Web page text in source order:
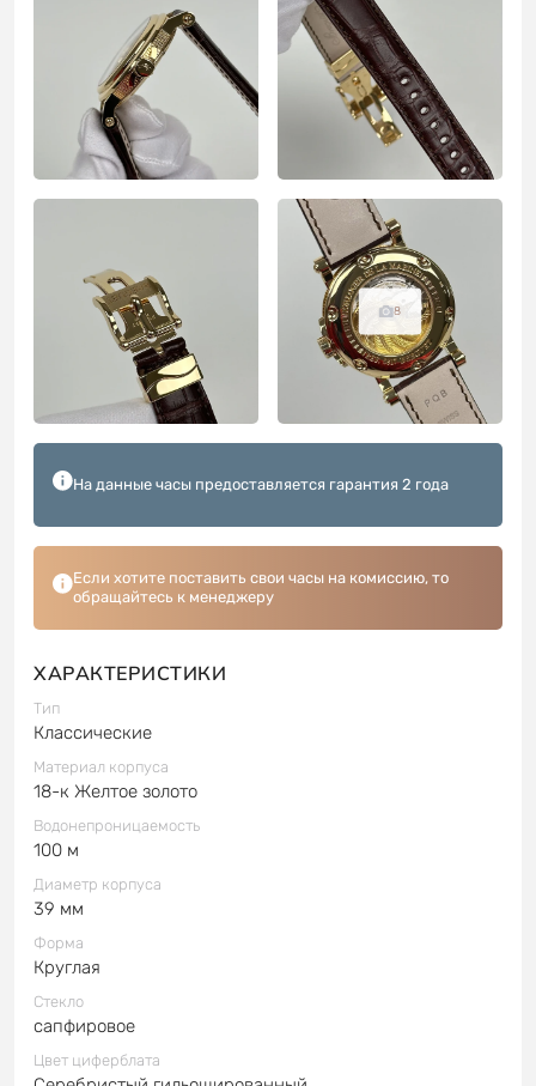
8
На данные часы предоставляется гарантия 2 года
Если хотите поставить свои часы на комиссию, то
обращайтесь к менеджеру
ХАРАКТЕРИСТИКИ
Тип
Классические
Материал корпуса
18-к Желтое золото
Водонепроницаемость
100 м
Диаметр корпуса
39 мм
Форма
Круглая
Стекло
сапфировое
Цвет циферблата